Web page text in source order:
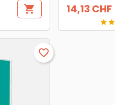
shopping_cart Prix
14,13 CHF
star star
favorite_border